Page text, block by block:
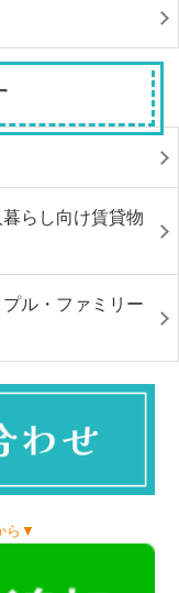
らし向け賃貸物
ル・ファミリー
ら▼